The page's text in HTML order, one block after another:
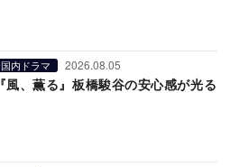
国内ドラマ 2026.08.05
『風、薫る』板橋駿谷の安心感が光る